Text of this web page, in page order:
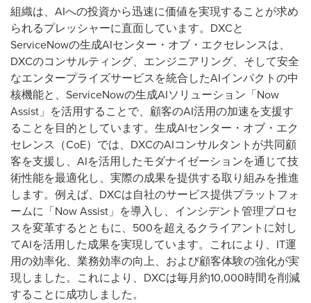
組織は、 AIへの投資から迅速に価値を実現することが求め
られるプレッシャーに直面しています。 DXCと
ServiceNowの生成AIセンター・オブ・エクセレンスは、
DXCのコンサルティング、エンジニアリング、そして安全
なエンタープライズサービスを統合したAIインパクトの中
核機能と、 ServiceNowの生成AIソリューション「Now
Assist 」を活用することで、顧客のAI活用の加速を支援す
ることを目的としています。生成AIセンター・オブ・エク
セレンス（CoE）では、 DXCのAIコンサルタントが共同顧
客を支援し、 AIを活用したモダナイゼーションを通じて技
術性能を最適化し、実際の成果を提供する取り組みを推進
します。例えば、 DXCは自社のサービス提供プラットフォ
ームに「Now Assist 」を導入し、インシデント管理プロセ
スを変革するとともに、 500を超えるクライアントに対し
てAIを活用した成果を実現しています。これにより、 IT運
用の効率化、業務効率の向上、および顧客体験の強化が実
現しました。これにより、 DXCは毎月約10,000時間を削減
することに成功しました。